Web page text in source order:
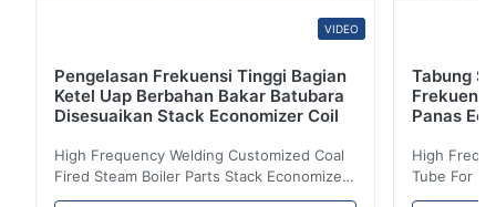
VIDEO
Pengelasan Frekuensi Tinggi Bagian
Ketel Uap Berbahan Bakar Batubara
Disesuaikan Stack Economizer Coil
High Frequency Welding Customized Coal
Fired Steam Boiler Parts Stack Economizer
Coil Boiler economizer Boiler Economizer is
Tabung
Panas
High
Tube For